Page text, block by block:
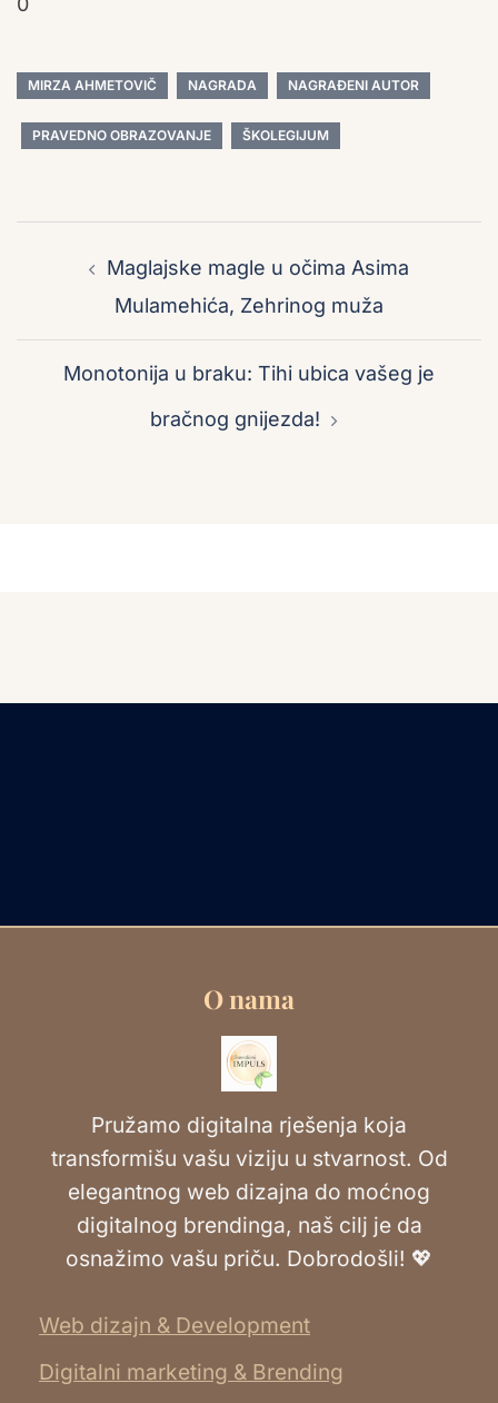
MIRZA AHMETOVIČ NAGRADA NAGRAĐENI AUTOR
PRAVEDNO OBRAZOVANJE ŠKOLEGIJUM
navigationMaglajske magle u očima Asima
Mulamehića, Zehrinog muža
Monotonija u braku: Tihi ubica vašeg je
bračnog gnijezda!
O nama
Pružamo digitalna rješenja koja
transformišu vašu viziju u stvarnost. Od
elegantnog web dizajna do moćnog
digitalnog brendinga, naš cilj je da
osnažimo vašu priču. Dobrodošli! 💖
Web dizajn & Development
Digitalni marketing & Brending